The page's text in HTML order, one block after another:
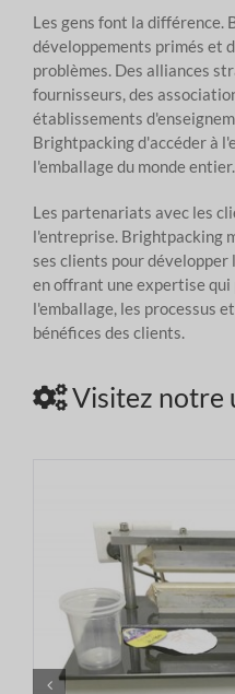
Les gens font la différence.
développements primés et
problèmes. Des alliances
fournisseurs, des
établissements
Brightpacking d'accéder à
l'emballage du monde entier.
Les partenariats avec les
l'entreprise. Brightpacking
ses clients pour développer
en offrant une expertise
l'emballage, les processus
bénéfices des clients.
Visitez notre